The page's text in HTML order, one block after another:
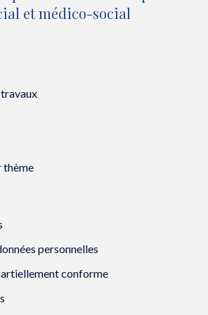
o
e
e
n
ê
u
ê
t
o
ê
et médico-social
thème
personnelles
conforme